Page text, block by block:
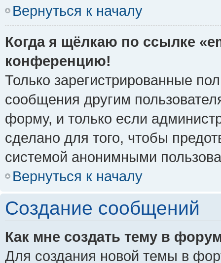
Вернуться к началу
Когда я щёлкаю по ссылке
конференцию!
Только зарегистрированные
сообщения другим
форму, и только если
сделано для того, чтобы
системой анонимными
Вернуться к началу
Создание сообщений
Как мне создать тему в
Для создания новой темы в